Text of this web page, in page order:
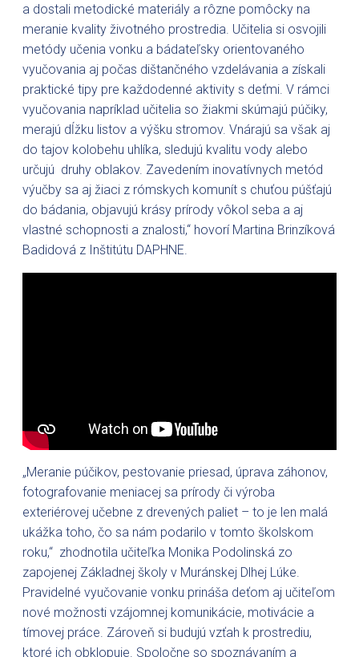
a dostali metodické materiály a rôzne pomôcky na
meranie kvality životného prostredia. Učitelia si osvojili
metódy učenia vonku a bádateľsky orientovaného
vyučovania aj počas dištančného vzdelávania a získali
praktické tipy pre každodenné aktivity s deťmi. V rámci
vyučovania napríklad učitelia so žiakmi skúmajú púčiky,
merajú dĺžku listov a výšku stromov. Vnárajú sa však aj
do tajov kolobehu uhlíka, sledujú kvalitu vody alebo
určujú druhy oblakov. Zavedením inovatívnych metód
výučby sa aj žiaci z rómskych komunít s chuťou púšťajú
do bádania, objavujú krásy prírody vôkol seba a aj
vlastné schopnosti a znalosti,“ hovorí Martina Brinzíková
Badidová z Inštitútu DAPHNE.
„Meranie púčikov, pestovanie priesad, úprava záhonov,
fotografovanie meniacej sa prírody či výroba
exteriérovej učebne z drevených paliet – to je len malá
ukážka toho, čo sa nám podarilo v tomto školskom
roku,“ zhodnotila učiteľka Monika Podolinská zo
zapojenej Základnej školy v Muránskej Dlhej Lúke.
Pravidelné vyučovanie vonku prináša deťom aj učiteľom
nové možnosti vzájomnej komunikácie, motivácie a
tímovej práce. Zároveň si budujú vzťah k prostrediu,
ktoré ich obklopuje. Spoločne so spoznávaním a